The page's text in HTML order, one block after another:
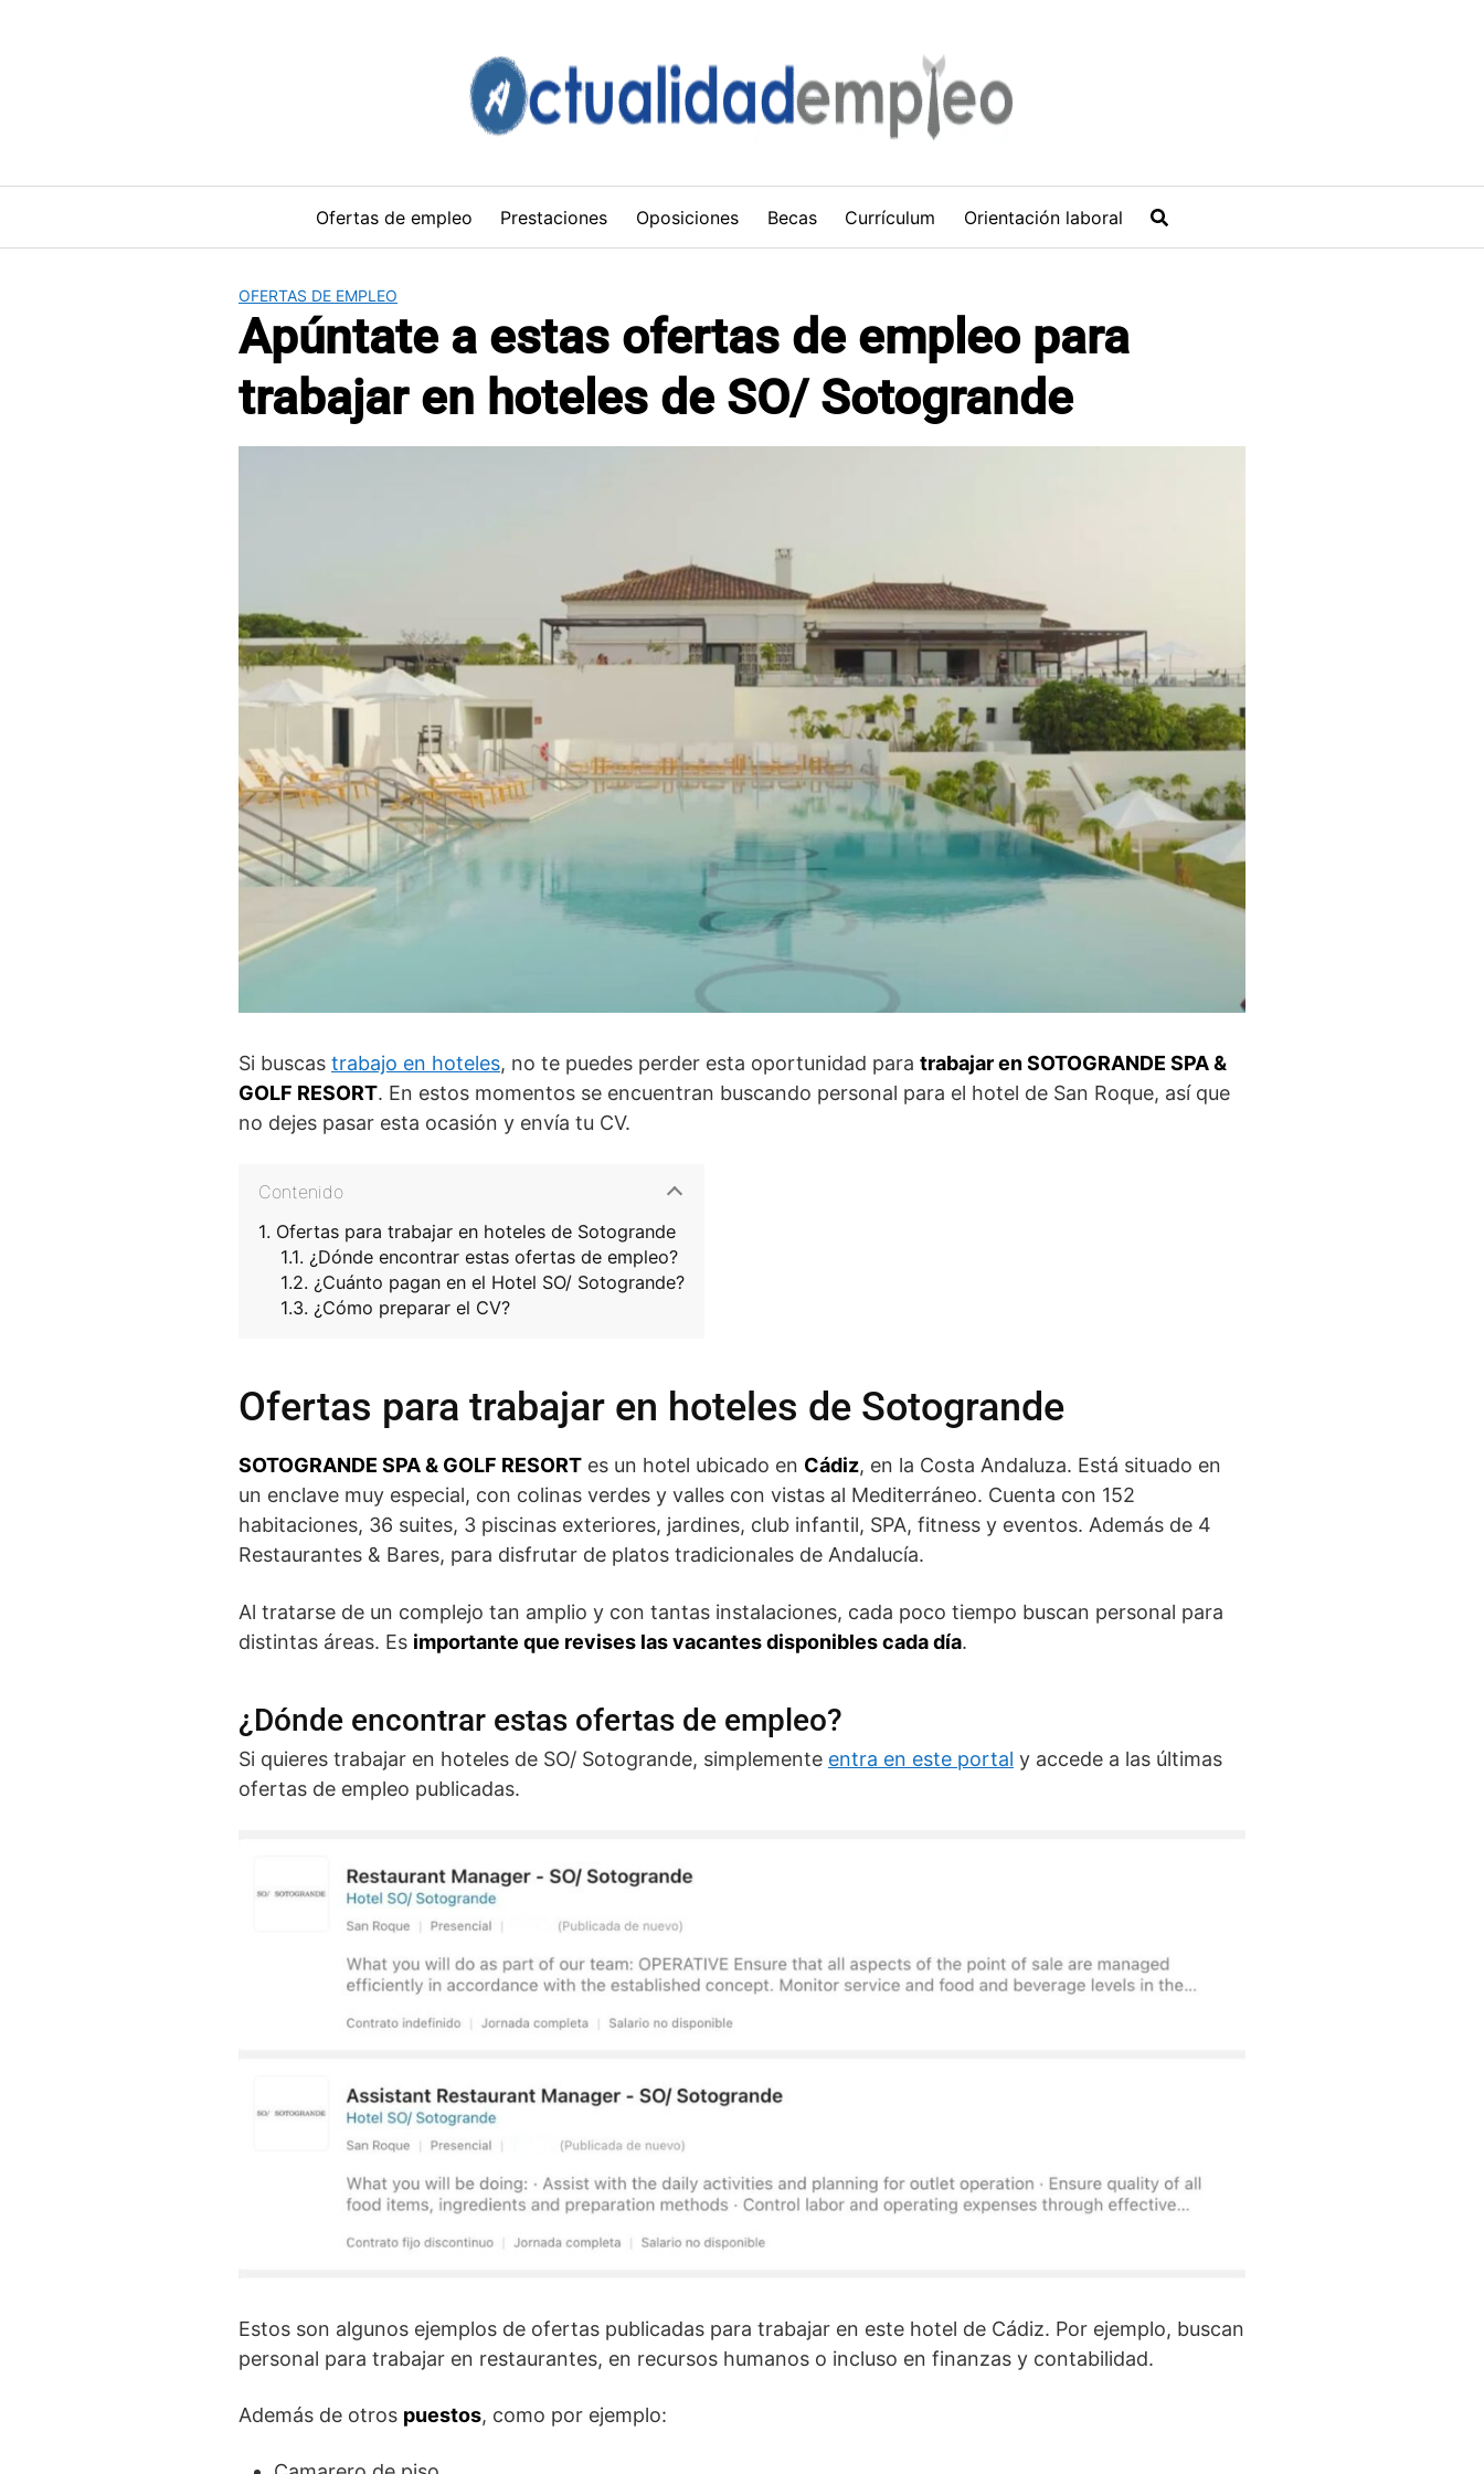
Ofertas de empleo Prestaciones Oposiciones Becas Currículum Orientación laboral
OFERTAS DE EMPLEO
Apúntate a estas ofertas de empleo para
trabajar en hoteles de SO/ Sotogrande
Si buscas trabajo en hoteles, no te puedes perder esta oportunidad para trabajar en SOTOGRANDE SPA &
GOLF RESORT. En estos momentos se encuentran buscando personal para el hotel de San Roque, así que
no dejes pasar esta ocasión y envía tu CV.
Contenido
Ofertas para trabajar en hoteles de Sotogrande
¿Dónde encontrar estas ofertas de empleo?
¿Cuánto pagan en el Hotel SO/ Sotogrande?
¿Cómo preparar el CV?
Ofertas para trabajar en hoteles de Sotogrande
SOTOGRANDE SPA & GOLF RESORT es un hotel ubicado en Cádiz, en la Costa Andaluza. Está situado en
un enclave muy especial, con colinas verdes y valles con vistas al Mediterráneo. Cuenta con 152
habitaciones, 36 suites, 3 piscinas exteriores, jardines, club infantil, SPA, fitness y eventos. Además de 4
Restaurantes & Bares, para disfrutar de platos tradicionales de Andalucía.
Al tratarse de un complejo tan amplio y con tantas instalaciones, cada poco tiempo buscan personal para
distintas áreas. Es importante que revises las vacantes disponibles cada día.
¿Dónde encontrar estas ofertas de empleo?
Si quieres trabajar en hoteles de SO/ Sotogrande, simplemente entra en este portal y accede a las últimas
ofertas de empleo publicadas.
Estos son algunos ejemplos de ofertas publicadas para trabajar en este hotel de Cádiz. Por ejemplo, buscan
personal para trabajar en restaurantes, en recursos humanos o incluso en finanzas y contabilidad.
Además de otros puestos, como por ejemplo: